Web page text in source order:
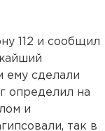
112 и сообщил
ему сделали
определил на
и
так в